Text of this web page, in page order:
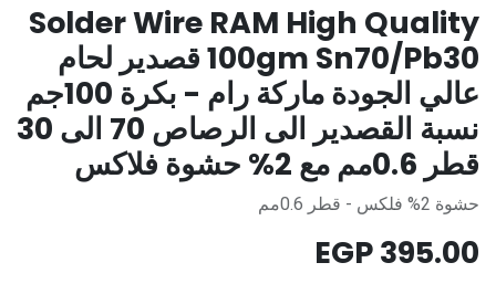
Solder Wire RAM High Quality
100gm Sn70/Pb30 قصدير لحام
عالي الجودة ماركة رام - بكرة 100جم
نسبة القصدير الى الرصاص 70 الى 30
قطر 0.6مم مع 2% حشوة فلاكس
حشوة 2% فلكس - قطر 0.6مم
395.00